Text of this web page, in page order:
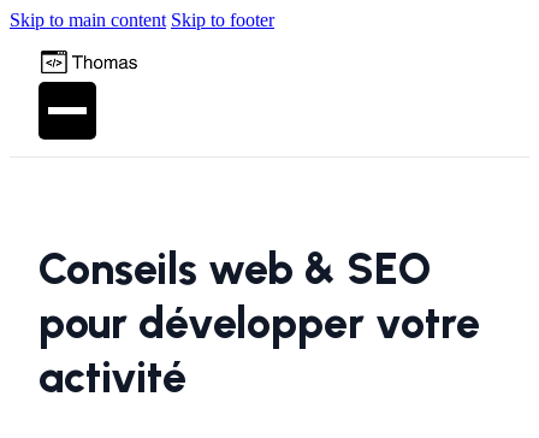
Skip to main content Skip to footer
Conseils web & SEO
pour développer votre
activité